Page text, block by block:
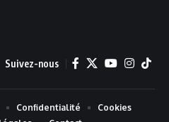
Suivez-nous
Confidentialité
Cookies